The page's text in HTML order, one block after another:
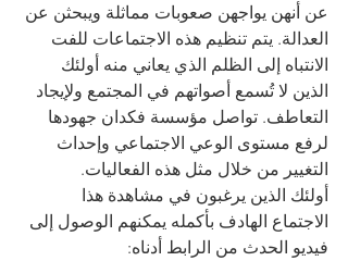
عن أنهن يواجهن صعوبات مماثلة ويبحثن عن
العدالة. يتم تنظيم هذه الاجتماعات للفت
الانتباه إلى الظلم الذي يعاني منه أولئك
الذين لا تُسمع أصواتهم في المجتمع ولإيجاد
التعاطف. تواصل مؤسسة فكدان جهودها
لرفع مستوى الوعي الاجتماعي وإحداث
التغيير من خلال مثل هذه الفعاليات.
أولئك الذين يرغبون في مشاهدة هذا
الاجتماع الهادف بأكمله يمكنهم الوصول إلى
فيديو الحدث من الرابط أدناه: